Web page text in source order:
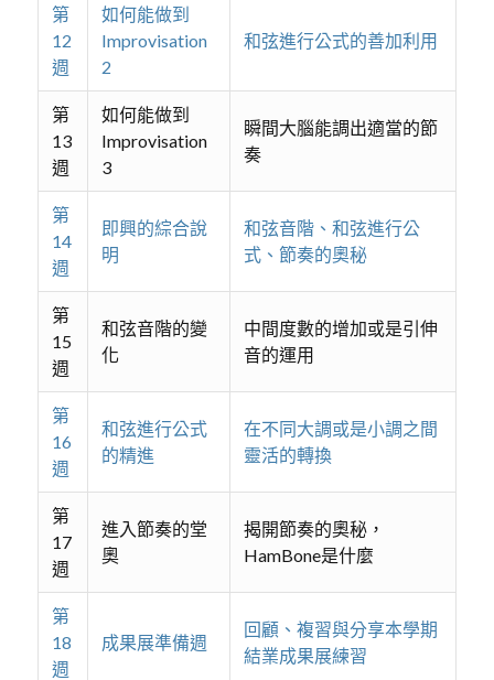
第
12
週
如何能做到
Improvisation
2
和弦進行公式的善加利用
第
13
週
如何能做到
Improvisation
3
瞬間大腦能調出適當的節
奏
第
14
週
即興的綜合說
明
和弦音階、和弦進行公
式、節奏的奧秘
第
15
週
和弦音階的變
化
中間度數的增加或是引伸
音的運用
第
16
週
和弦進行公式
的精進
在不同大調或是小調之間
靈活的轉換
第
17
週
進入節奏的堂
奧
揭開節奏的奧秘，
HamBone是什麼
第
18
週
成果展準備週
回顧、複習與分享本學期
結業成果展練習